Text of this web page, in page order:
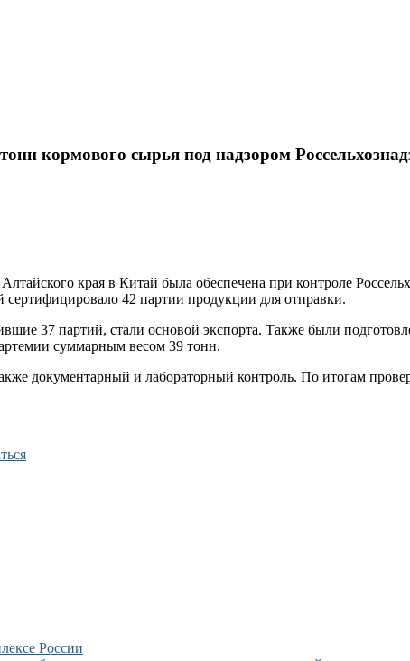
кормового сырья под надзором
края в Китай была обеспечена при контроле
42 партии продукции для отправки.
37 партий, стали основой экспорта. Также были
суммарным весом 39 тонн.
документарный и лабораторный контроль. По итогам
России